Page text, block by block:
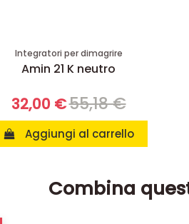
Integratori per dimagrire
Amin 21 K neutro
32,00 €55,18 €
Aggiungi al carrello
Combina